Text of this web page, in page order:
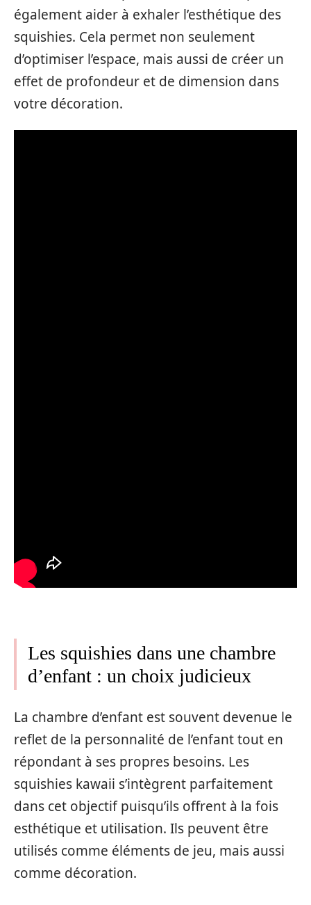
également aider à exhaler l’esthétique des
squishies. Cela permet non seulement
d’optimiser l’espace, mais aussi de créer un
effet de profondeur et de dimension dans
votre décoration.
Les squishies dans une chambre
d’enfant : un choix judicieux
La chambre d’enfant est souvent devenue le
reflet de la personnalité de l’enfant tout en
répondant à ses propres besoins. Les
squishies kawaii s’intègrent parfaitement
dans cet objectif puisqu’ils offrent à la fois
esthétique et utilisation. Ils peuvent être
utilisés comme éléments de jeu, mais aussi
comme décoration.